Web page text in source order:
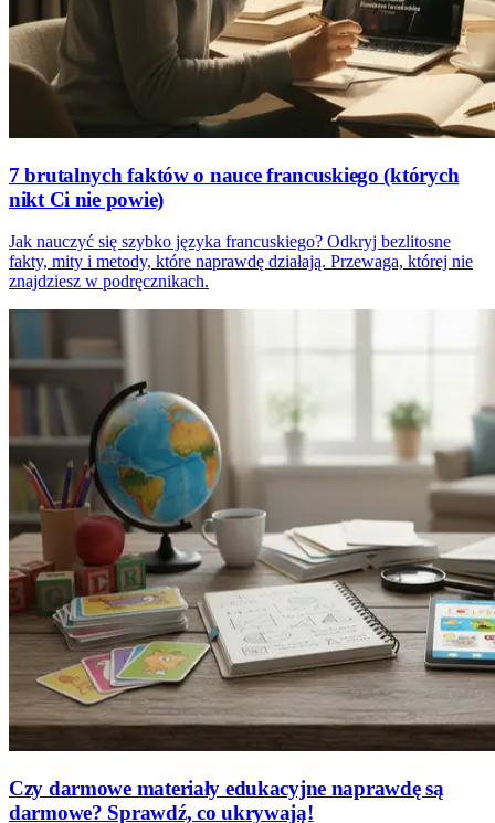
7 brutalnych faktów o nauce francuskiego (których
nikt Ci nie powie)
Jak nauczyć się szybko języka francuskiego? Odkryj bezlitosne
fakty, mity i metody, które naprawdę działają. Przewaga, której nie
znajdziesz w podręcznikach.
Czy darmowe materiały edukacyjne naprawdę są
darmowe? Sprawdź, co ukrywają!